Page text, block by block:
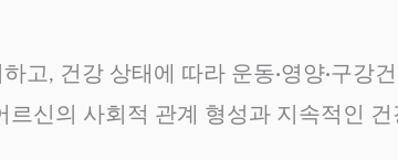
, 건강 상태에 따라 운동·영양·구강
신의 사회적 관계 형성과 지속적인 건